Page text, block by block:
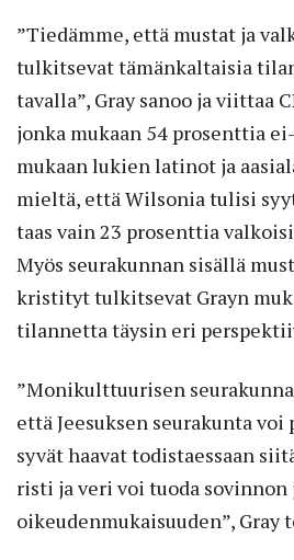
”Tiedämme, että mustat ja
tulkitsevat tämänkaltaisia
tavalla”, Gray sanoo ja viittaa
jonka mukaan 54 prosenttia
mukaan lukien latinot ja
mieltä, että Wilsonia tulisi
taas vain 23 prosenttia
Myös seurakunnan sisällä
kristityt tulkitsevat Grayn
tilannetta täysin eri
”Monikulttuurisen
että Jeesuksen seurakunta voi
syvät haavat todistaessaan
risti ja veri voi tuoda sovinnon
oikeudenmukaisuuden”, Gray